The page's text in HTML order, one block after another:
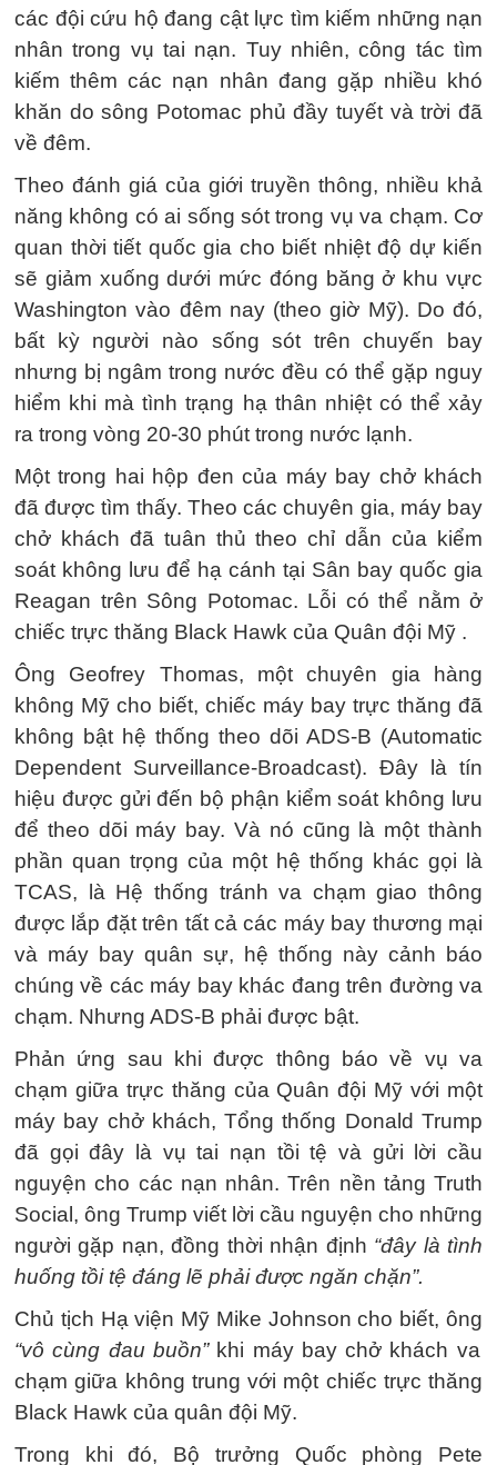
các đội cứu hộ đang cật lực tìm kiếm những nạn
nhân trong vụ tai nạn. Tuy nhiên, công tác tìm
kiếm thêm các nạn nhân đang gặp nhiều khó
khăn do sông Potomac phủ đầy tuyết và trời đã
về đêm.
Theo đánh giá của giới truyền thông, nhiều khả
năng không có ai sống sót trong vụ va chạm. Cơ
quan thời tiết quốc gia cho biết nhiệt độ dự kiến
sẽ giảm xuống dưới mức đóng băng ở khu vực
Washington vào đêm nay (theo giờ Mỹ). Do đó,
bất kỳ người nào sống sót trên chuyến bay
nhưng bị ngâm trong nước đều có thể gặp nguy
hiểm khi mà tình trạng hạ thân nhiệt có thể xảy
ra trong vòng 20-30 phút trong nước lạnh.
Một trong hai hộp đen của máy bay chở khách
đã được tìm thấy. Theo các chuyên gia, máy bay
chở khách đã tuân thủ theo chỉ dẫn của kiểm
soát không lưu để hạ cánh tại Sân bay quốc gia
Reagan trên Sông Potomac. Lỗi có thể nằm ở
chiếc trực thăng Black Hawk của Quân đội Mỹ .
Ông Geofrey Thomas, một chuyên gia hàng
không Mỹ cho biết, chiếc máy bay trực thăng đã
không bật hệ thống theo dõi ADS-B (Automatic
Dependent Surveillance-Broadcast). Đây là tín
hiệu được gửi đến bộ phận kiểm soát không lưu
để theo dõi máy bay. Và nó cũng là một thành
phần quan trọng của một hệ thống khác gọi là
TCAS, là Hệ thống tránh va chạm giao thông
được lắp đặt trên tất cả các máy bay thương mại
và máy bay quân sự, hệ thống này cảnh báo
chúng về các máy bay khác đang trên đường va
chạm. Nhưng ADS-B phải được bật.
Phản ứng sau khi được thông báo về vụ va
chạm giữa trực thăng của Quân đội Mỹ với một
máy bay chở khách, Tổng thống Donald Trump
đã gọi đây là vụ tai nạn tồi tệ và gửi lời cầu
nguyện cho các nạn nhân. Trên nền tảng Truth
Social, ông Trump viết lời cầu nguyện cho những
người gặp nạn, đồng thời nhận định “đây là tình
huống tồi tệ đáng lẽ phải được ngăn chặn”.
Chủ tịch Hạ viện Mỹ Mike Johnson cho biết, ông
“vô cùng đau buồn”khi máy bay chở khách va
chạm giữa không trung với một chiếc trực thăng
Black Hawk của quân đội Mỹ.
Trong khi đó, Bộ trưởng Quốc phòng Pete